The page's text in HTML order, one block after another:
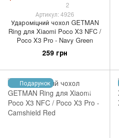
2
Артикул: 4926
Удароміцний чохол GETMAN
Ring для Xiaomi Poco X3 NFC /
Poco X3 Pro - Navy Green
259 грн
Подарунок